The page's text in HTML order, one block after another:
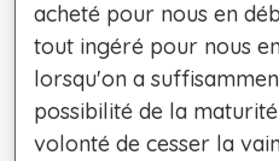
acheté pour nous en
tout ingéré pour nous
lorsqu'on a
possibilité de la
volonté de cesser la